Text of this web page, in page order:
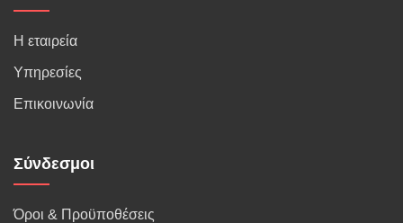
Η εταιρεία
Υπηρεσίες
Επικοινωνία
Σύνδεσμοι
Όροι & Προϋποθέσεις